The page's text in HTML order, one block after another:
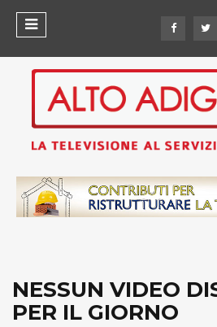
NESSUN VIDEO
PER IL GIORNO